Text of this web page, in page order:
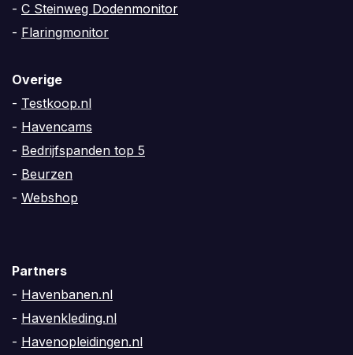
- C Steinweg Dodenmonitor
- Flaringmonitor
Overige
- Testkoop.nl
- Havencams
- Bedrijfspanden top 5
- Beurzen
- Webshop
Partners
- Havenbanen.nl
- Havenkleding.nl
- Havenopleidingen.nl